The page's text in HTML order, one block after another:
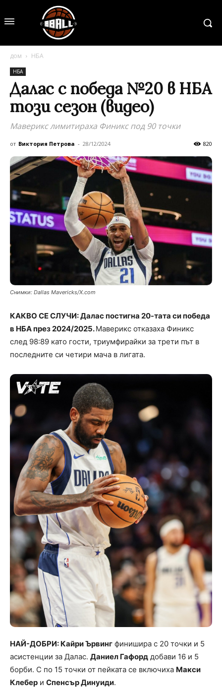
дом НБА
НБА
Далас с победа №20 в НБА
този сезон (видео)
Маверикс лимитираха Финикс под 90 точки
от Виктория Петрова - 28/12/2024 820
Снимки: Dallas Mavericks/X.com
КАКВО СЕ СЛУЧИ: Далас постигна 20-тата си победа
в НБА през 2024/2025.Маверикс отказаха Финикс
след 98:89 като гости, триумфирайки за трети път в
последните си четири мача в лигата.
НАЙ-ДОБРИ: Кайри Ървинг финишира с 20 точки и 5
асистенции за Далас. Даниел Гафорд добави 16 и 5
борби. С по 15 точки от пейката се включиха Макси
Клебер и Спенсър Динуиди.